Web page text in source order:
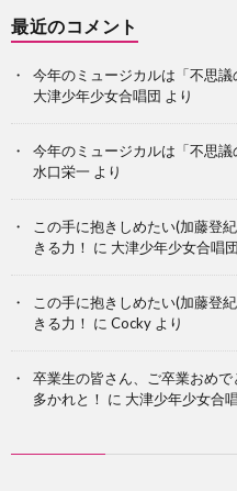
最近のコメント
今年のミュージカルは「不思
大津少年少女合唱団 より
今年のミュージカルは「不思
水口栄一 より
この手に抱きしめたい(加藤登
きる力！ に 大津少年少女合唱団
この手に抱きしめたい(加藤登
きる力！ に Cocky より
卒業生の皆さん、ご卒業おめ
多かれと！ に 大津少年少女合